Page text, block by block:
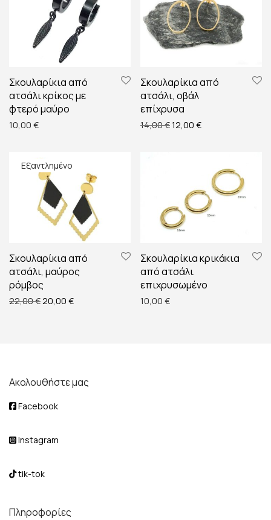
Σκουλαρίκια από
ατσάλι κρίκος με
φτερό μαύρο
10,00 €
Σκουλαρίκια από
ατσάλι, οβάλ
επίχρυσα
14,00€Original price was: 14,00
12,00 €Η τρέχουσα τιμή
Σκουλαρίκια από
ατσάλι, μαύρος
ρόμβος
22,00€ Original price was: 22,00 €.
20,00 €Η τρέχουσα τιμή είναι: 20,00 €.
Σκουλαρίκια κρικάκια
από ατσάλι
επιχρυσωμένο
10,00 €
Ακολουθήστε μας
Facebook
Instagram
tik-tok
Πληροφορίες